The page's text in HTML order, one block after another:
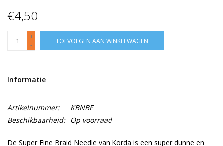
Pellets
Naturals
Range
Cadeaubon
€4,50
+
-
TOEVOEGEN AAN WINKELWAGEN
Informatie
Artikelnummer:
KBNBF
Beschikbaarheid: Op voorraad
De Super Fine Braid Needle van Korda is een super dunne en